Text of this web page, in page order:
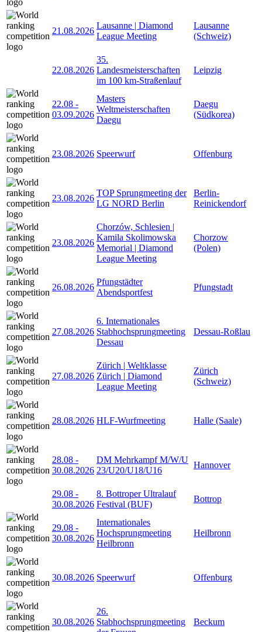
21.08.2026
Lausanne | Diamond
League Meeting
Lausanne
(Schweiz)
22.08.2026
35.
Landesmeisterschaften
im 100 km-Straßenlauf
Leipzig
22.08 -
03.09.2026
Masters
Weltmeisterschaften
Daegu
Daegu
(Südkorea)
23.08.2026 Speerwurf Offenburg
23.08.2026
TOP Sprungmeeting der
LG NORD Berlin
Berlin-
Reinickendorf
23.08.2026
Chorzów, Schlesien |
Kamila Skolimowska
Memorial | Diamond
League Meeting
Chorzow
(Polen)
26.08.2026
Pfungstädter
Abendsportfest
Pfungstadt
27.08.2026
6. Internationales
Stabhochsprungmeeting
Dessau
Dessau-Roßlau
27.08.2026
Zürich | Weltklasse
Zürich | Diamond
League Meeting
Zürich
(Schweiz)
28.08.2026 HLF-Wurfmeeting Halle (Saale)
28.08 -
30.08.2026
DM Mehrkampf M/W/U
23/U20/U18/U16
Hannover
29.08 -
30.08.2026
8. Bottroper Ultralauf
Festival (BUF)
Bottrop
29.08 -
30.08.2026
Internationales
Hochsprungmeeting
Heilbronn
Heilbronn
30.08.2026 Speerwurf Offenburg
30.08.2026
26.
Stabhochsprungmeeting
Beckum